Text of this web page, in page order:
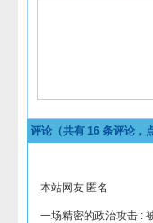
评论（共有 16 条评论，
本站网友 匿名
一场精密的政治攻击 :